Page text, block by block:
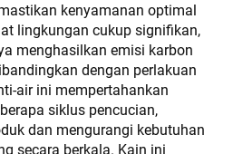
kenyamanan optimal
lingkungan cukup signifikan,
menghasilkan emisi karbon
dengan perlakuan
air ini mempertahankan
siklus pencucian,
dan mengurangi kebutuhan
secara berkala. Kain ini